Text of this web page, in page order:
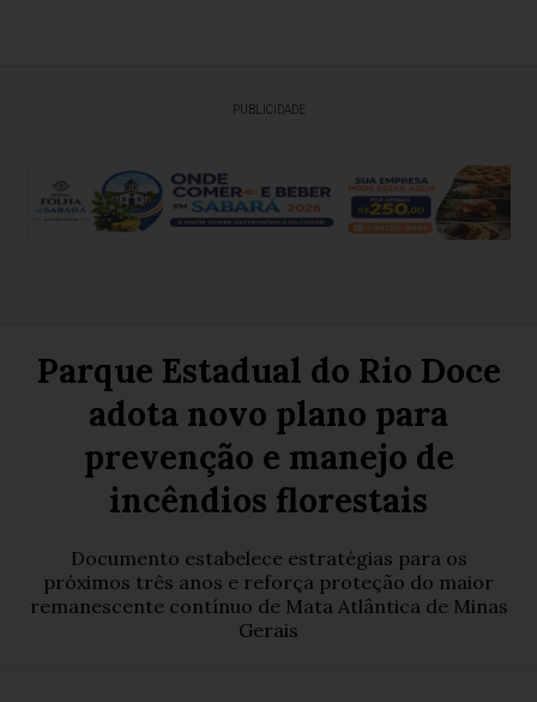
PUBLICIDADE
Parque Estadual do Rio Doce
adota novo plano para
prevenção e manejo de
incêndios florestais
Documento estabelece estratégias para os
próximos três anos e reforça proteção do maior
remanescente contínuo de Mata Atlântica de Minas
Gerais